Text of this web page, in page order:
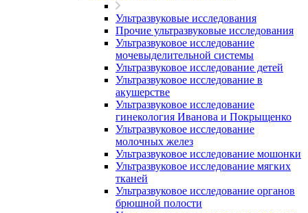
Ультразвуковые исследования
Прочие ультразвуковые исследования
Ультразвуковое исследование
мочевыделительной системы
Ультразвуковое исследование детей
Ультразвуковое исследование в
акушерстве
Ультразвуковое исследование
гинекология Иванова и Покрыщенко
Ультразвуковое исследование
молочных желез
Ультразвуковое исследование мошонки
Ультразвуковое исследование мягких
тканей
Ультразвуковое исследование органов
брюшной полости